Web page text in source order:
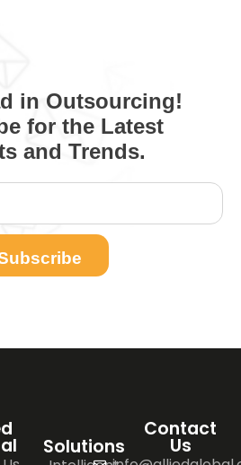
in Outsourcing!
for the Latest
and Trends.
Solutions
Contact
Us